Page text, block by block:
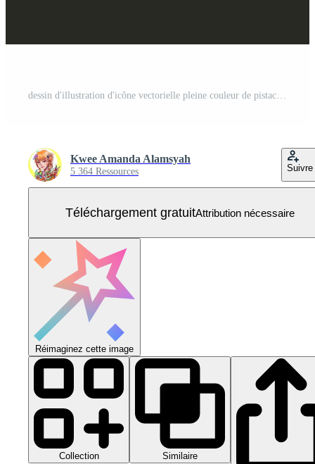
dessin d'illustration d'icône vectorielle pleine couleur de pistache unique isolé sur fond uni. dessin de pictogramme alimentaire avec style d'art plat de dessin animé. Vecteur Gratuit
Kwee Amanda Alamsyah
5 364 Ressources Suivre
Téléchargement gratuitAttribution nécessaire
Réimaginez cette image
Collection Similaire